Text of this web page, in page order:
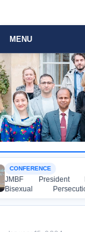
MENU
President
Persecution
at the Bi+
in Amsterdam